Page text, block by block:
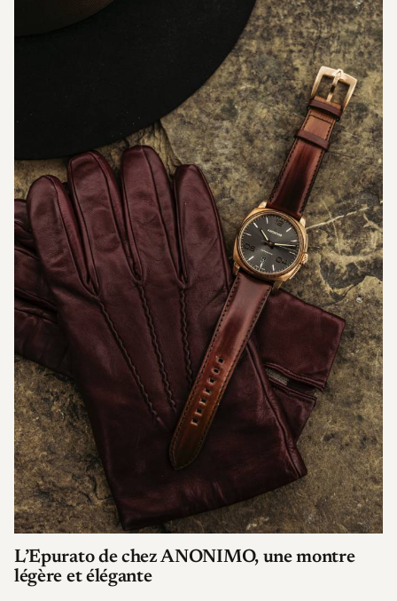
L’Epurato de chez ANONIMO, une montre
légère et élégante